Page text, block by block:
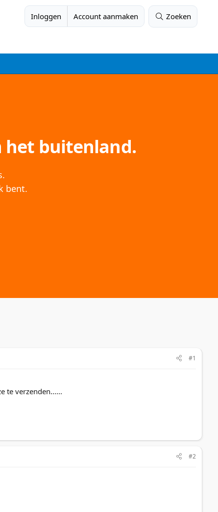
Inloggen Account aanmaken Zoeken
het buitenland.
bent.
#1
te verzenden......
#2